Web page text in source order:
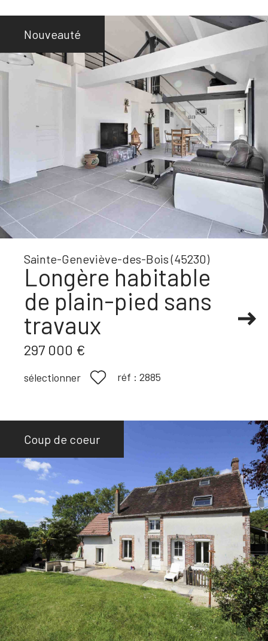
Nouveauté
Sainte-Geneviève-des-Bois (45230)
Longère habitable
de plain-pied sans
travaux
297 000 €
sélectionner réf :2885
Coup de coeur